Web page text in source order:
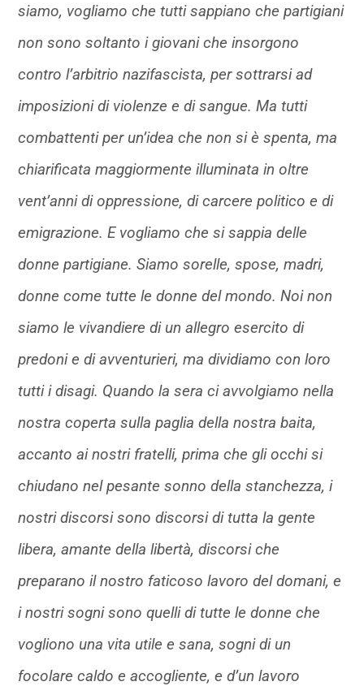
siamo, vogliamo che tutti sappiano che partigiani
non sono soltanto i giovani che insorgono
contro l’arbitrio nazifascista, per sottrarsi ad
imposizioni di violenze e di sangue. Ma tutti
combattenti per un’idea che non si è spenta, ma
chiarificata maggiormente illuminata in oltre
vent’anni di oppressione, di carcere politico e di
emigrazione. E vogliamo che si sappia delle
donne partigiane. Siamo sorelle, spose, madri,
donne come tutte le donne del mondo. Noi non
siamo le vivandiere di un allegro esercito di
predoni e di avventurieri, ma dividiamo con loro
tutti i disagi. Quando la sera ci avvolgiamo nella
nostra coperta sulla paglia della nostra baita,
accanto ai nostri fratelli, prima che gli occhi si
chiudano nel pesante sonno della stanchezza, i
nostri discorsi sono discorsi di tutta la gente
libera, amante della libertà, discorsi che
preparano il nostro faticoso lavoro del domani, e
i nostri sogni sono quelli di tutte le donne che
vogliono una vita utile e sana, sogni di un
focolare caldo e accogliente, e d’un lavoro